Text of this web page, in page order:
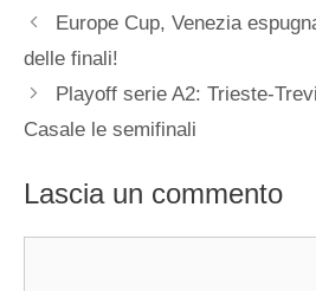
Europe Cup, Venezia
delle finali!
Playoff serie A2: Trieste-
Casale le semifinali
Lascia un commento